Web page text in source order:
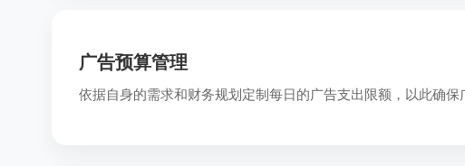
广告预算管理
依据自身的需求和财务规划定制每日的广告支出限额，以此确保